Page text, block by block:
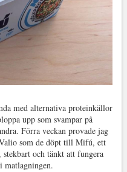
med alternativa proteinkällor
upp som svampar på
Förra veckan provade jag
som de döpt till Mifú, ett
och tänkt att fungera